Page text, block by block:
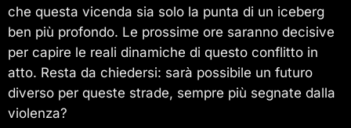
che questa vicenda sia solo la punta di un iceberg
ben più profondo. Le prossime ore saranno decisive
per capire le reali dinamiche di questo conflitto in
atto. Resta da chiedersi: sarà possibile un futuro
diverso per queste strade, sempre più segnate dalla
violenza?